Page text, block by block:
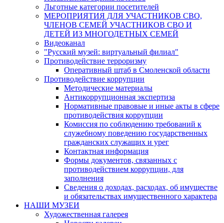
Льготные категории посетителей
МЕРОПРИЯТИЯ ДЛЯ УЧАСТНИКОВ СВО,
ЧЛЕНОВ СЕМЕЙ УЧАСТНИКОВ СВО И
ДЕТЕЙ ИЗ МНОГОДЕТНЫХ СЕМЕЙ
Видеоканал
"Русский музей: виртуальный филиал"
Противодействие терроризму
Оперативный штаб в Смоленской области
Противодействие коррупции
Методические материалы
Антикоррупционная экспертиза
Нормативные правовые и иные акты в сфере
противодействия коррупции
Комиссия по соблюдению требований к
служебному поведению государственных
гражданских служащих и урег
Контактная информация
Формы документов, связанных с
противодействием коррупции, для
заполнения
Сведения о доходах, расходах, об имуществе
и обязательствах имущественного характера
НАШИ МУЗЕИ
Художественная галерея